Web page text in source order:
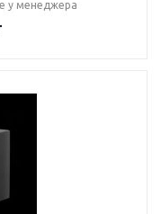
у менеджера